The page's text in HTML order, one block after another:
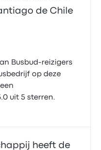
de Chile
Busbud-reizigers
op deze
uit 5 sterren.
heeft de